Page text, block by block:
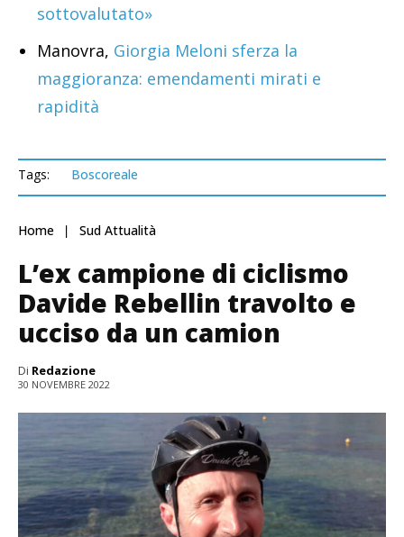
sottovalutato»
Manovra, Giorgia Meloni sferza la
maggioranza: emendamenti mirati e
rapidità
Tags: Boscoreale
Home Sud Attualità
L’ex campione di ciclismo
Davide Rebellin travolto e
ucciso da un camion
Di Redazione
30 NOVEMBRE 2022